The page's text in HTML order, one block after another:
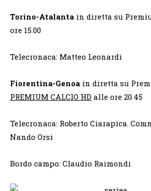
Torino-Atalanta in diretta su
ore 15.00
Telecronaca: Matteo Leonardi
Fiorentina-Genoa in diretta su
PREMIUM CALCIO HD alle ore 20.45
Telecronaca: Roberto Ciarapica.
Nando Orsi
Bordo campo: Claudio Raimondi